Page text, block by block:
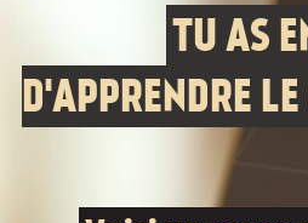
TU AS
D'APPRENDRE